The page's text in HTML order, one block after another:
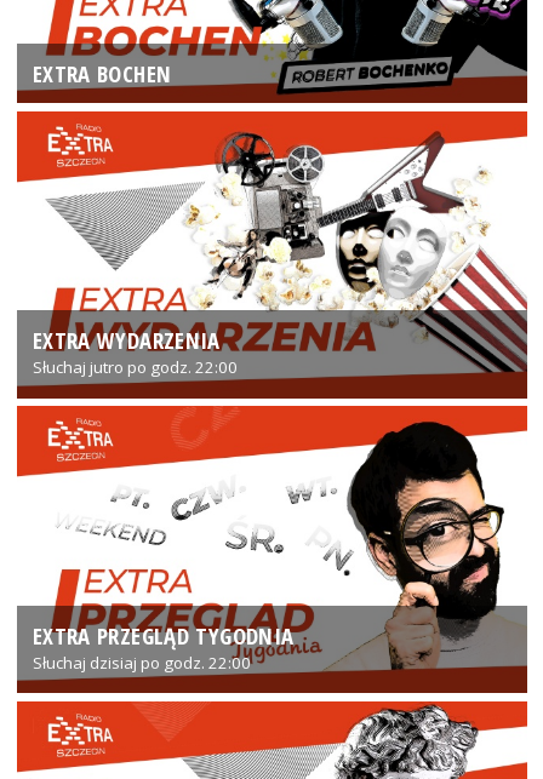
EXTRA BOCHEN
EXTRA WYDARZENIA
Słuchaj jutro po godz. 22:00
EXTRA PRZEGLĄD TYGODNIA
Słuchaj dzisiaj po godz. 22:00